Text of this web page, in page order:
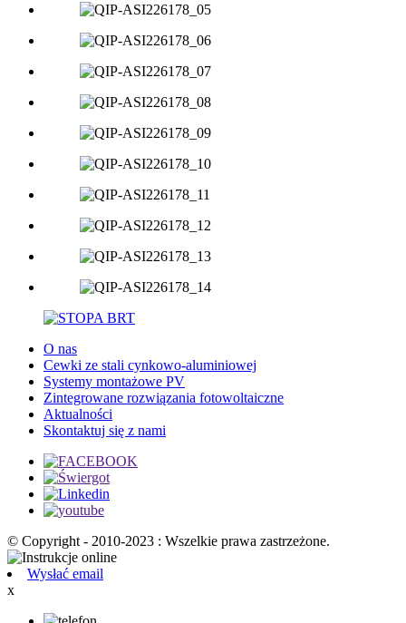
O nas
Cewki ze stali cynkowo-aluminiowej
Systemy montażowe PV
Zintegrowane rozwiązania fotowoltaiczne
Aktualności
Skontaktuj się z nami
© Copyright - 2010-2023 : Wszelkie prawa zastrzeżone.
Wysłać email
x